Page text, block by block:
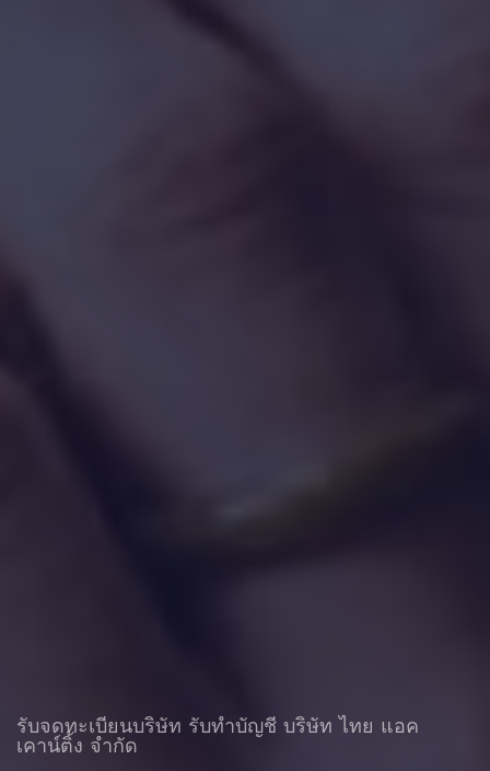
รับจดทะเบียนบริษัท รับทําบัญชี บริษัท ไทย แอค
เคาน์ติ้ง จำกัด